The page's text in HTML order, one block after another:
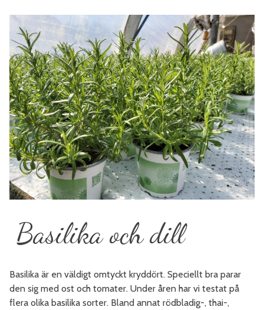
Basilika och dill
Basilika är en väldigt omtyckt kryddört. Speciellt bra parar
den sig med ost och tomater. Under åren har vi testat på
flera olika basilika sorter. Bland annat rödbladig-, thai-,